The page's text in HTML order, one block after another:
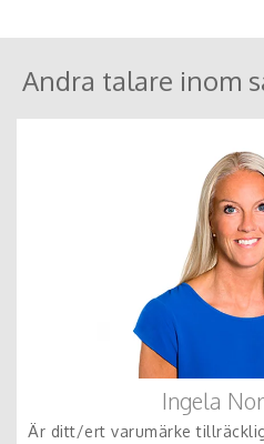
Andra talare inom
Ingela
Är ditt/ert varumärke